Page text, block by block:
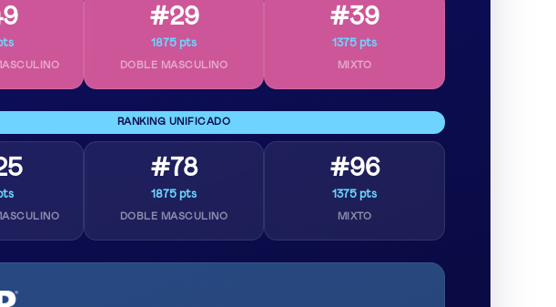
#29
1875 pts
DOBLE MASCULINO
#39
1375 pts
MIXTO
RANKING UNIFICADO
#78
1875 pts
DOBLE MASCULINO
#96
1375 pts
MIXTO